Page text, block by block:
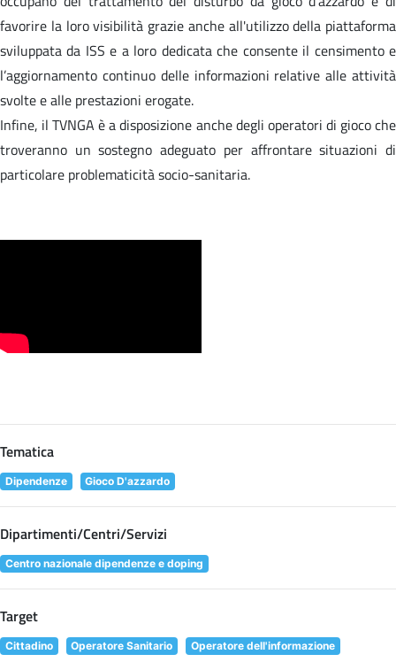
favorire la loro visibilità grazie anche all'utilizzo della piattaforma
sviluppata da ISS e a loro dedicata che consente il censimento e
l’aggiornamento continuo delle informazioni relative alle attività
svolte e alle prestazioni erogate.
Infine, il TVNGA è a disposizione anche degli operatori di gioco che
troveranno un sostegno adeguato per affrontare situazioni di
particolare problematicità socio-sanitaria.
Tematica
Dipendenze Gioco D'azzardo
Dipartimenti/Centri/Servizi
Centro nazionale dipendenze e doping
Target
Cittadino Operatore Sanitario Operatore dell'informazione